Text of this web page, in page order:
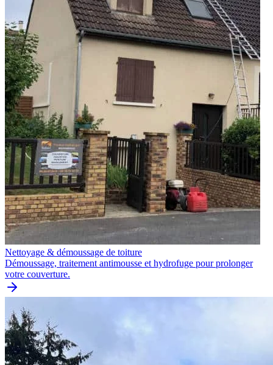
Nettoyage & démoussage de toiture
Démoussage, traitement antimousse et hydrofuge pour prolonger
votre couverture.